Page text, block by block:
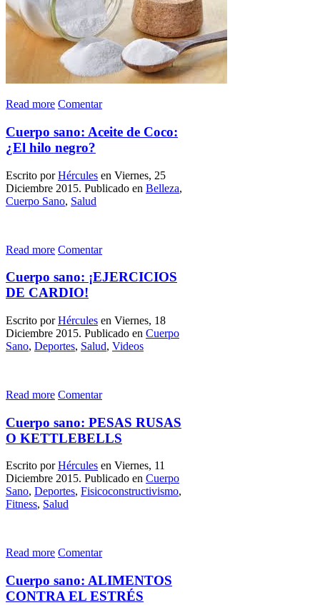
Read more Comentar
Cuerpo sano: Aceite de Coco:
¿El hilo negro?
Escrito porHércules en Viernes, 25
Diciembre 2015. Publicado en Belleza,
Cuerpo Sano, Salud
Read more Comentar
Cuerpo sano: ¡EJERCICIOS
DE CARDIO!
Escrito porHércules en Viernes, 18
Diciembre 2015. Publicado en Cuerpo
Sano, Deportes, Salud, Videos
Read more Comentar
Cuerpo sano: PESAS RUSAS
O KETTLEBELLS
Escrito porHércules en Viernes, 11
Diciembre 2015. Publicado en Cuerpo
Sano, Deportes, Fisicoconstructivismo,
Fitness, Salud
Read more Comentar
Cuerpo sano: ALIMENTOS
CONTRA EL ESTRÉS